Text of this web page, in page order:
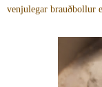
venjulegar brauðbollur